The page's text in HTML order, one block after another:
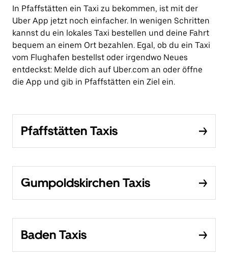
In Pfaffstätten ein Taxi zu bekommen, ist mit der
Uber App jetzt noch einfacher. In wenigen Schritten
kannst du ein lokales Taxi bestellen und deine Fahrt
bequem an einem Ort bezahlen. Egal, ob du ein Taxi
vom Flughafen bestellst oder irgendwo Neues
entdeckst: Melde dich auf Uber.com an oder öffne
die App und gib in Pfaffstätten ein Ziel ein.
Pfaffstätten Taxis
Gumpoldskirchen Taxis
Baden Taxis